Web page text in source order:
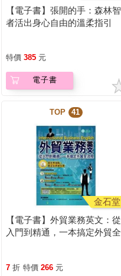
【電子書】張開的手：森林智
者活出身心自由的溫柔指引
特價 385 元
電子書
TOP 41
金石堂
【電子書】外貿業務英文：從
入門到精通，一本搞定外貿全
7 折 特價 266 元